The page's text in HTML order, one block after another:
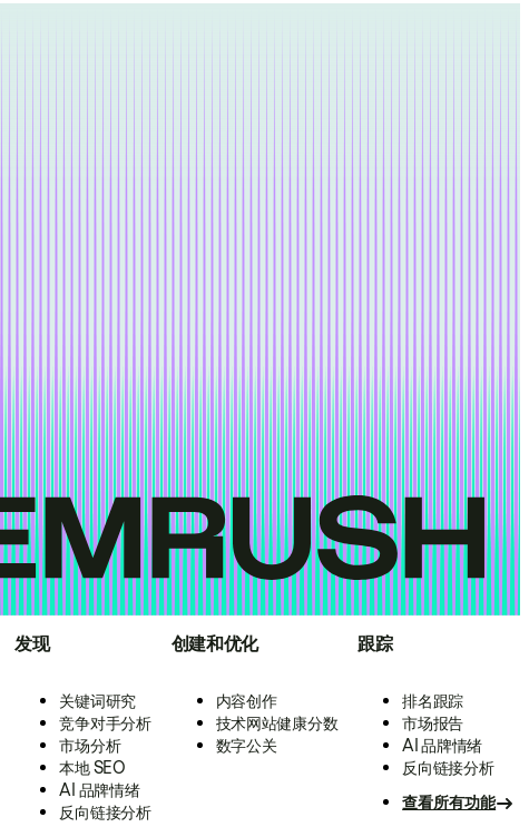
发现
关键词研究
竞争对手分析
市场分析
本地 SEO
AI 品牌情绪
反向链接分析
创建和优化
内容创作
技术网站健康分数
数字公关
跟踪
排名跟踪
市场报告
AI 品牌情绪
反向链接分析
查看所有功能